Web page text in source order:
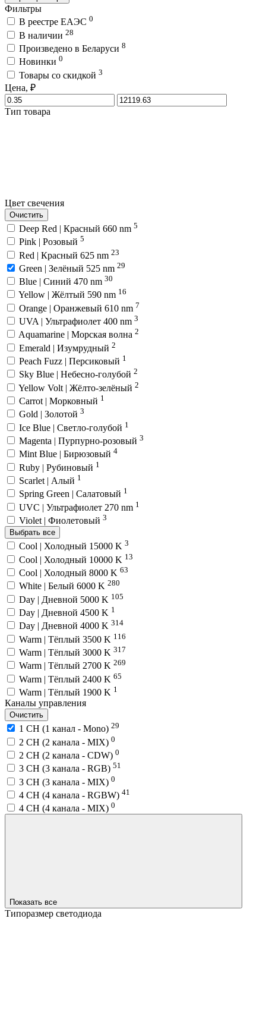
Фильтры
В реестре ЕАЭС 0
В наличии 28
Произведено в Беларуси 8
Новинки 0
Товары со скидкой 3
Цена, ₽
Тип товара
Цвет свечения
Очистить
Deep Red | Красный 660 nm 5
Pink | Розовый 5
Red | Красный 625 nm 23
Green | Зелёный 525 nm 29
Blue | Синий 470 nm 30
Yellow | Жёлтый 590 nm 16
Orange | Оранжевый 610 nm 7
UVA | Ультрафиолет 400 nm 3
Aquamarine | Морская волна 2
Emerald | Изумрудный 2
Peach Fuzz | Персиковый 1
Sky Blue | Небесно-голубой 2
Yellow Volt | Жёлто-зелёный 2
Carrot | Морковный 1
Gold | Золотой 3
Ice Blue | Светло-голубой 1
Magenta | Пурпурно-розовый 3
Mint Blue | Бирюзовый 4
Ruby | Рубиновый 1
Scarlet | Алый 1
Spring Green | Салатовый 1
UVC | Ультрафиолет 270 nm 1
Violet | Фиолетовый 3
Выбрать все
Cool | Холодный 15000 K 3
Cool | Холодный 10000 K 13
Cool | Холодный 8000 K 63
White | Белый 6000 K 280
Day | Дневной 5000 K 105
Day | Дневной 4500 K 1
Day | Дневной 4000 K 314
Warm | Тёплый 3500 K 116
Warm | Тёплый 3000 K 317
Warm | Тёплый 2700 K 269
Warm | Тёплый 2400 K 65
Warm | Тёплый 1900 K 1
Каналы управления
Очистить
1 CH (1 канал - Mono) 29
2 CH (2 канала - MIX) 0
2 CH (2 канала - CDW) 0
3 CH (3 канала - RGB) 51
3 CH (3 канала - MIX) 0
4 CH (4 канала - RGBW) 41
4 CH (4 канала - MIX) 0
Показать все
Типоразмер светодиода